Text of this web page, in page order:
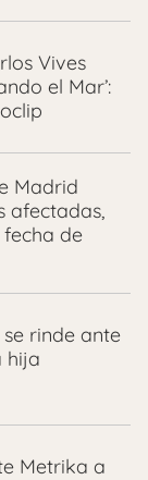
Vives
el Mar’:
Madrid
afectadas,
de
rinde ante
hija
Metrika a